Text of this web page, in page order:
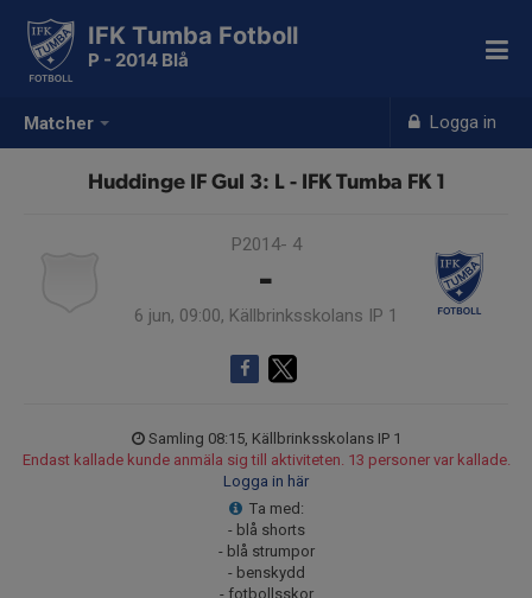
Matcher Logga in
IFK Tumba Fotboll
P - 2014 Blå
Huddinge IF Gul 3: L - IFK Tumba FK 1
P2014- 4
-
6 jun, 09:00, Källbrinksskolans IP 1
Samling 08:15, Källbrinksskolans IP 1
Endast kallade kunde anmäla sig till aktiviteten. 13 personer var kallade.
Logga in här
Ta med:
- blå shorts
- blå strumpor
- benskydd
- fotbollsskor